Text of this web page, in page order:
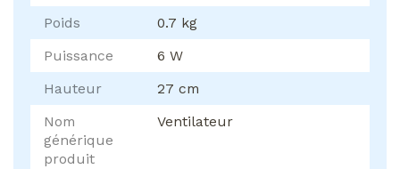
Poids
0.7 kg
Puissance
6 W
Hauteur
27 cm
Nom
générique
produit
Ventilateur